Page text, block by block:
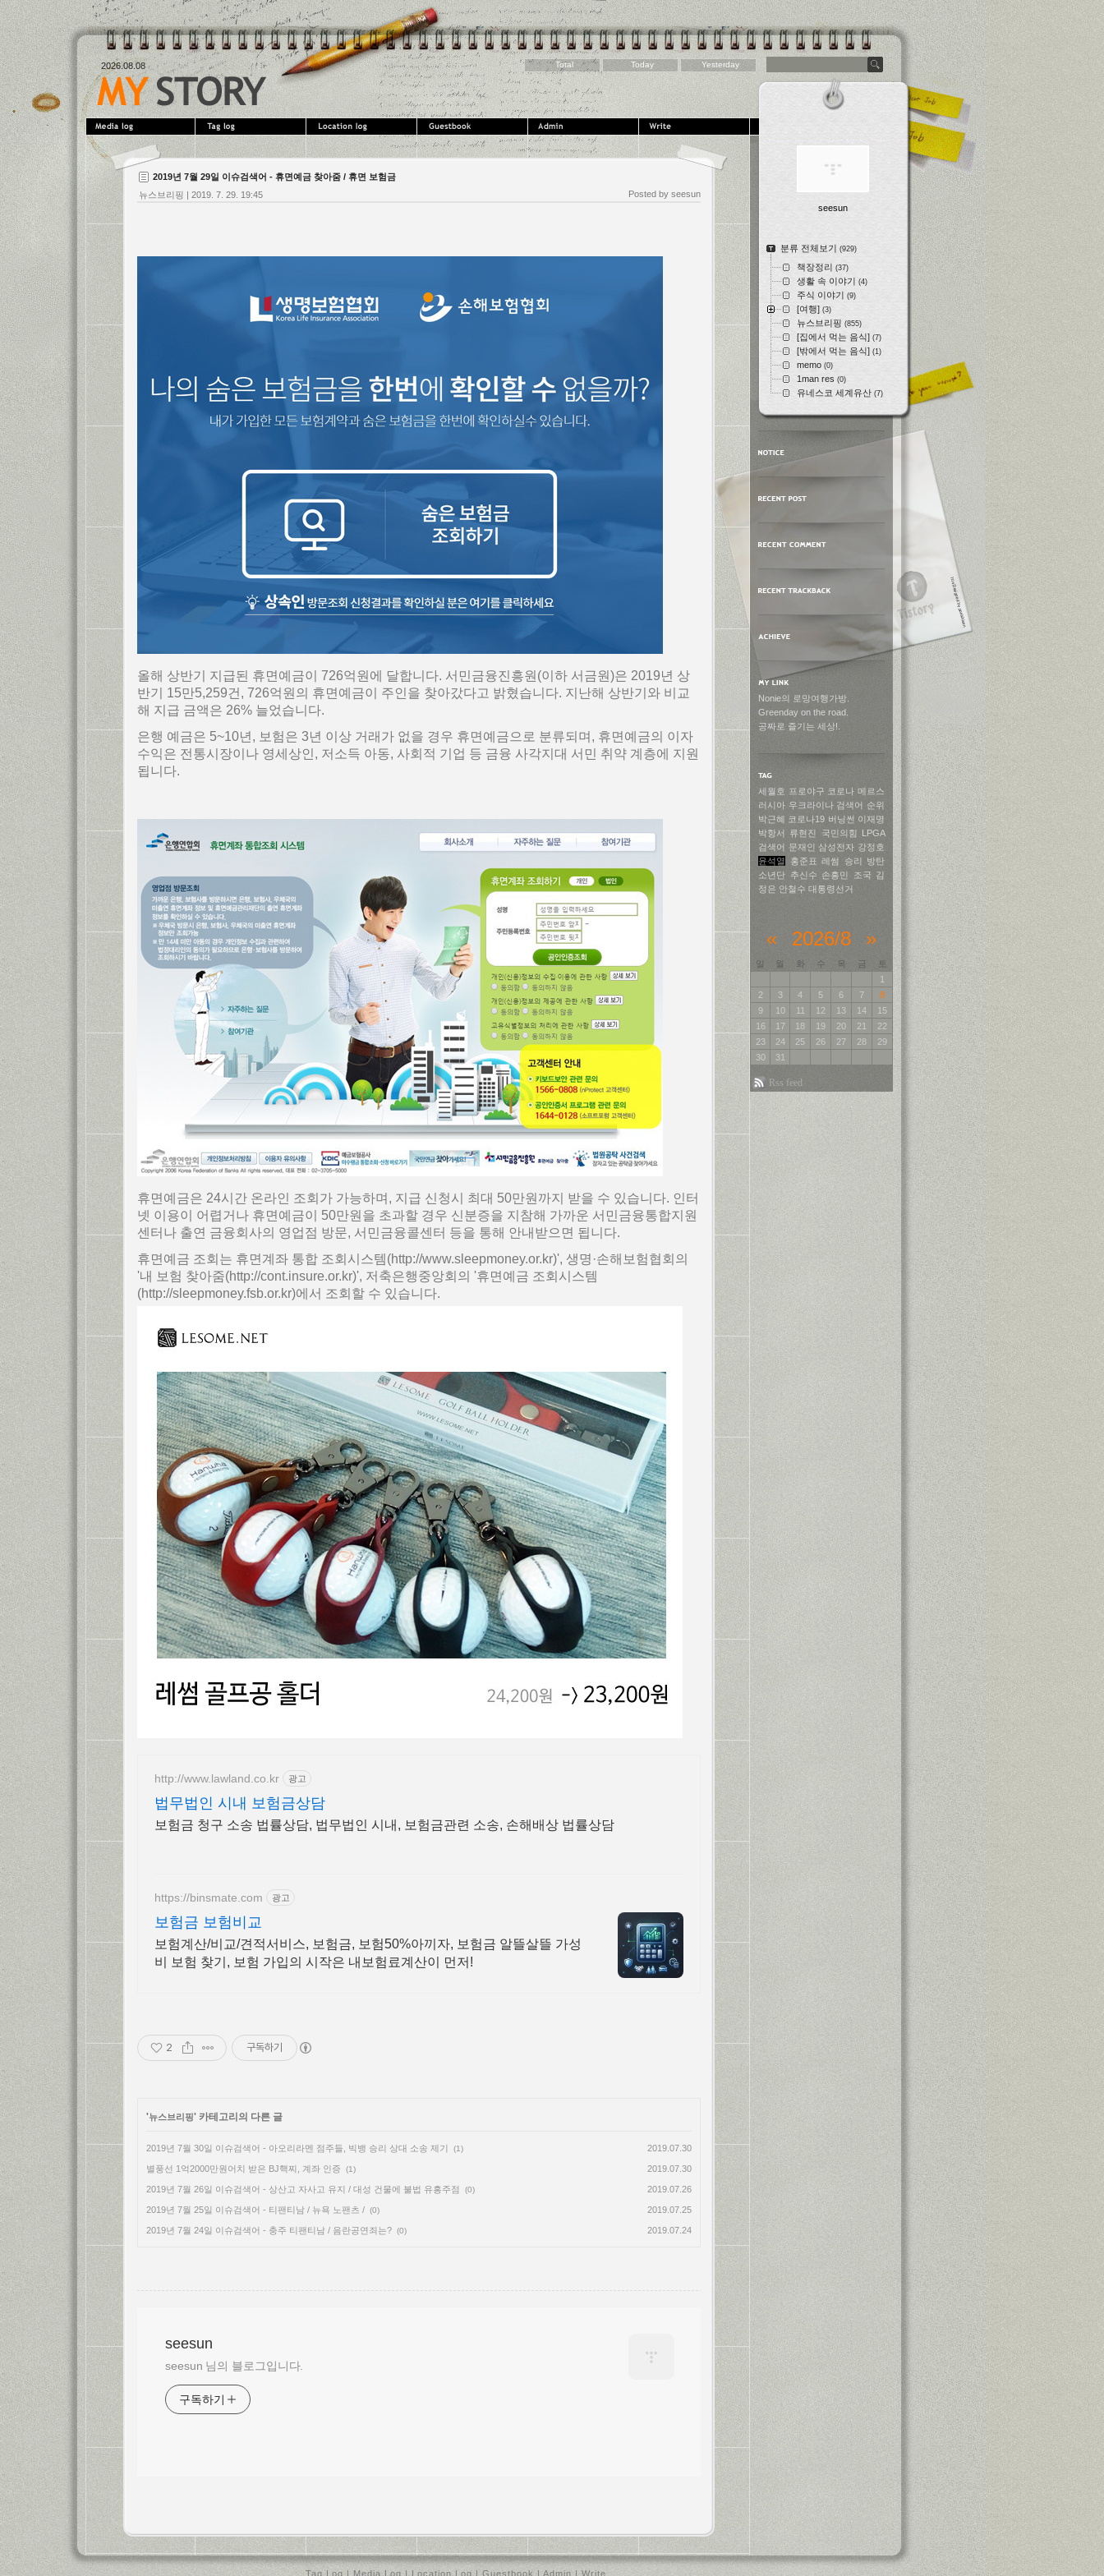
2026.08.08 Total Today Yesterday
2019년 7월 29일 이슈검색어 - 휴면예금 찾아줌 / 휴면 보험금
뉴스브리핑 | 2019. 7. 29. 19:45 Posted by seesun
올해 상반기 지급된 휴면예금이 726억원에 달합니다. 서민금융진흥원(이하 서금원)은 2019년 상
반기 15만5,259건, 726억원의 휴면예금이 주인을 찾아갔다고 밝혔습니다. 지난해 상반기와 비교
해 지급 금액은 26% 늘었습니다.
은행 예금은 5~10년, 보험은 3년 이상 거래가 없을 경우 휴면예금으로 분류되며, 휴면예금의 이자
수익은 전통시장이나 영세상인, 저소득 아동, 사회적 기업 등 금융 사각지대 서민 취약 계층에 지원
됩니다.
휴면예금은 24시간 온라인 조회가 가능하며, 지급 신청시 최대 50만원까지 받을 수 있습니다. 인터
넷 이용이 어렵거나 휴면예금이 50만원을 초과할 경우 신분증을 지참해 가까운 서민금융통합지원
센터나 출연 금융회사의 영업점 방문, 서민금융콜센터 등을 통해 안내받으면 됩니다.
휴면예금 조회는 휴면계좌 통합 조회시스템(http://www.sleepmoney.or.kr)', 생명·손해보험협회의
'내 보험 찾아줌(http://cont.insure.or.kr)', 저축은행중앙회의 '휴면예금 조회시스템
(http://sleepmoney.fsb.or.kr)에서 조회할 수 있습니다.
http://www.lawland.co.kr 광고
법무법인 시내 보험금상담
보험금 청구 소송 법률상담, 법무법인 시내, 보험금관련 소송, 손해배상 법률상담
https://binsmate.com 광고
보험금 보험비교
보험계산/비교/견적서비스, 보험금, 보험50%아끼자, 보험금 알뜰살뜰 가성
비 보험 찾기, 보험 가입의 시작은 내보험료계산이 먼저!
2 구독하기
'뉴스브리핑' 카테고리의 다른 글
2019년 7월 30일 이슈검색어 - 아오리라멘 점주들, 빅뱅 승리 상대 소송 제기 (1) 2019.07.30
별풍선 1억2000만원어치 받은 BJ핵찌, 계좌 인증 (1) 2019.07.30
2019년 7월 26일 이슈검색어 - 상산고 자사고 유지 / 대성 건물에 불법 유흥주점 (0) 2019.07.26
2019년 7월 25일 이슈검색어 - 티팬티남 / 뉴욕 노팬츠 / (0) 2019.07.25
2019년 7월 24일 이슈검색어 - 충주 티팬티남 / 음란공연죄는? (0) 2019.07.24
seesun
seesun 님의 블로그입니다.
구독하기
seesun
분류 전체보기 (929)
책장정리 (37)
생활 속 이야기 (4)
주식 이야기 (9)
[여행] (3)
뉴스브리핑 (855)
[집에서 먹는 음식] (7)
[밖에서 먹는 음식] (1)
memo (0)
1man res (0)
유네스코 세계유산 (7)
Nonie의 로망여행가방.
Greenday on the road.
공짜로 즐기는 세상!.
세월호 프로야구 코로나 메르스
러시아 우크라이나 검색어 순위
박근혜 코로나19 버닝썬 이재명
박항서
류현진 국민의힘
LPGA
검색어 문재인 삼성전자 강정호
윤석열
홍준표 레썸 승리 방탄
소년단 추신수 손흥민 조국 김
정은 안철수 대통령선거
« 2026/8 »
일 월 화 수 목 금
토
1
2
3 4 5 6 7
8
9
10 11 12 13 14
15
16
17 18 19 20 21
22
23
24 25 26 27 28
29
30
31
Rss feed
Tag Log | Media Log | Location Log | Guestbook | Admin | Write